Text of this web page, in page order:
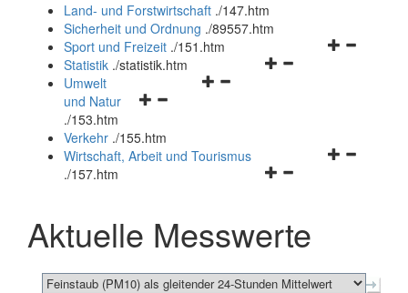
und
schließen
Land- und Forstwirtschaft ./147.htm
Sicherheit und Ordnung ./89557.htm
Navigationsmenü
Sport und Freizeit ./151.htm
Navigationsmenü
Statistik ./statistik.htm
Navigationsmenü
und
schließen
Umwelt
und Natur
./153.htm
Verkehr ./155.htm
Navigationsmenü
schließen
Wirtschaft, Arbeit und Tourismus
./157.htm
Aktuelle Messwerte